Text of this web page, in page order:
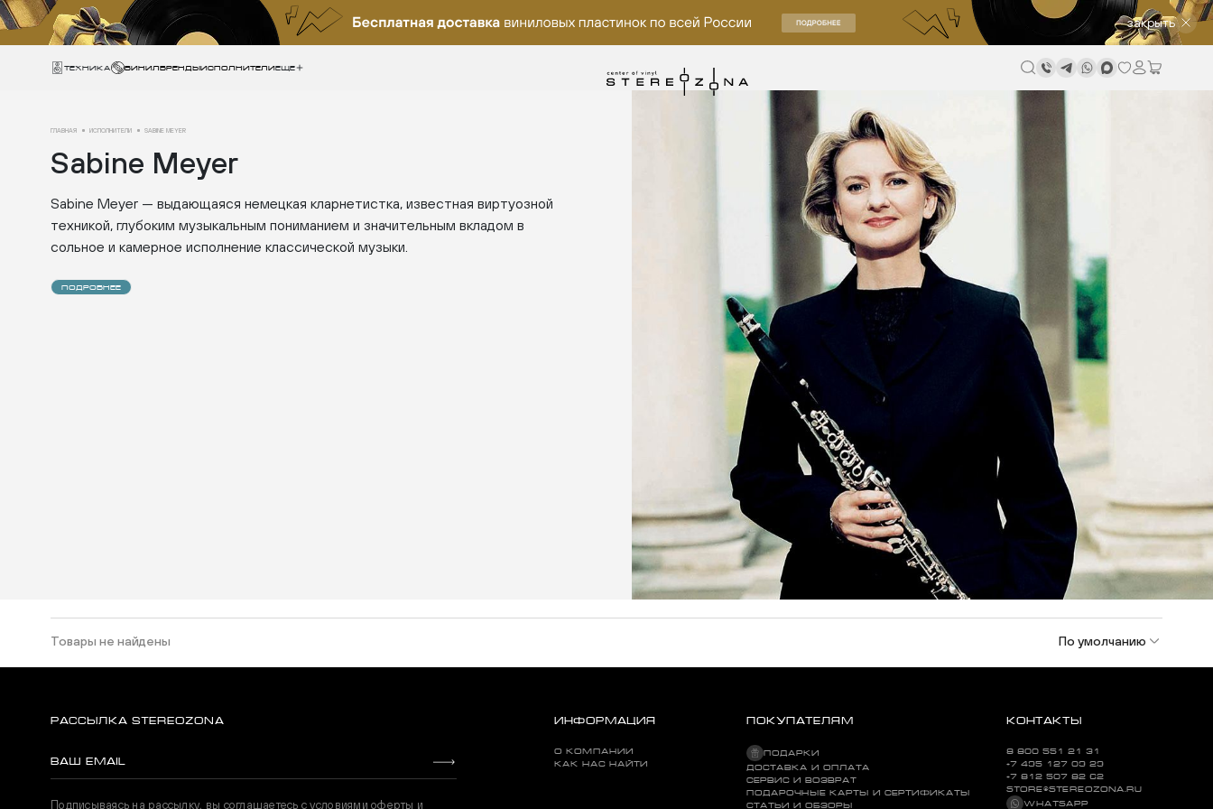
закрыть
Техника ВИНИЛБРЕНДЫИСПОЛНИТЕЛИЕще
ГЛАВНАЯ ИСПОЛНИТЕЛИ SABINE MEYER
Sabine Meyer
Sabine Meyer — выдающаяся немецкая кларнетистка, известная виртуозной
техникой, глубоким музыкальным пониманием и значительным вкладом в
сольное и камерное исполнение классической музыки.
ПОДРОБНЕЕ
Товары не найдены По умолчанию
РАССЫЛКА STEREOZONA
Подписываясь на рассылку, вы соглашаетесь с условиями оферты и
ИНФОРМАЦИЯ
О КОМПАНИИ
КАК НАС НАЙТИ
ПОКУПАТЕЛЯМ
ПОДАРКИ
ДОСТАВКА И ОПЛАТА
СЕРВИС И ВОЗВРАТ
ПОДАРОЧНЫЕ КАРТЫ И СЕРТИФИКАТЫ
СТАТЬИ И ОБЗОРЫ
КОНТАКТЫ
8 800 551 21 31
+7 495 127 09 29
+7 812 507 82 62
STORE@STEREOZONA.RU
WHATSAPP